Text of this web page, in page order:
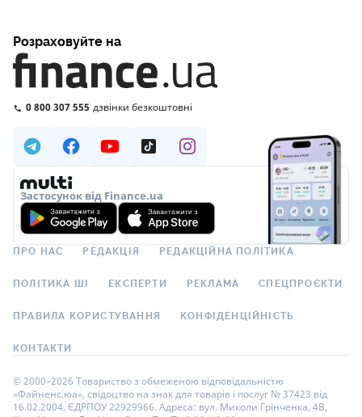
Розраховуйте на
0 800 307 555 дзвінки безкоштовні
Застосунок від Finance.ua
ПРО НАС РЕДАКЦІЯ РЕДАКЦІЙНА ПОЛІТИКА
ПОЛІТИКА ШІ ЕКСПЕРТИ РЕКЛАМА СПЕЦПРОЄКТИ
ПРАВИЛА КОРИСТУВАННЯ КОНФІДЕНЦІЙНІСТЬ
КОНТАКТИ
© 2000–2026 Товариство з обмеженою відповідальністю
«Файненс.юа», свідоцтво на знак для товарів і послуг № 37423 від
16.02.2004, ЄДРПОУ 22929966. Адреса: вул. Миколи Грінченка, 4В,